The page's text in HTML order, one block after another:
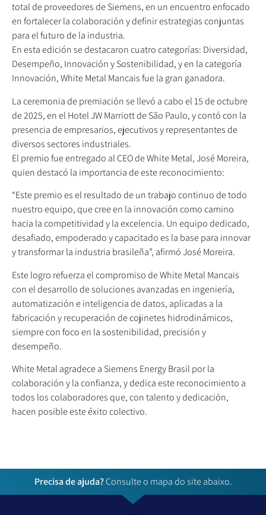
total de proveedores de Siemens, en un encuentro enfocado
en fortalecer la colaboración y definir estrategias conjuntas
para el futuro de la industria.
En esta edición se destacaron cuatro categorías: Diversidad,
Desempeño, Innovación y Sostenibilidad, y en la categoría
Innovación, White Metal Mancais fue la gran ganadora.
La ceremonia de premiación se llevó a cabo el 15 de octubre
de 2025, en el Hotel JW Marriott de São Paulo, y contó con la
presencia de empresarios, ejecutivos y representantes de
diversos sectores industriales.
El premio fue entregado al CEO de White Metal, José Moreira,
quien destacó la importancia de este reconocimiento:
“Este premio es el resultado de un trabajo continuo de todo
nuestro equipo, que cree en la innovación como camino
hacia la competitividad y la excelencia. Un equipo dedicado,
desafiado, empoderado y capacitado es la base para innovar
y transformar la industria brasileña”, afirmó José Moreira.
Este logro refuerza el compromiso de White Metal Mancais
con el desarrollo de soluciones avanzadas en ingeniería,
automatización e inteligencia de datos, aplicadas a la
fabricación y recuperación de cojinetes hidrodinámicos,
siempre con foco en la sostenibilidad, precisión y
desempeño.
White Metal agradece a Siemens Energy Brasil por la
colaboración y la confianza, y dedica este reconocimiento a
todos los colaboradores que, con talento y dedicación,
hacen posible este éxito colectivo.
Precisa de ajuda?Consulte o mapa do site abaixo.